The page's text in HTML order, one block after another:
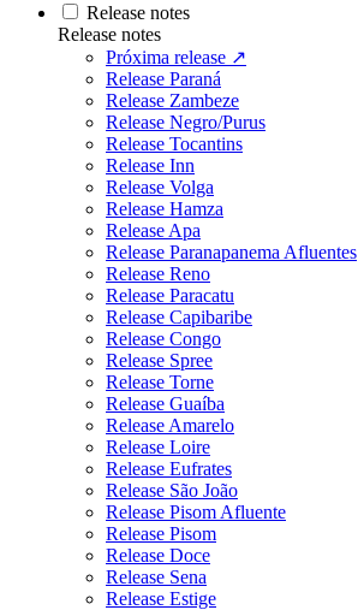
Release notes
Release notes
Próxima release ↗
Release Paraná
Release Zambeze
Release Negro/Purus
Release Tocantins
Release Inn
Release Volga
Release Hamza
Release Apa
Release Paranapanema Afluentes
Release Reno
Release Paracatu
Release Capibaribe
Release Congo
Release Spree
Release Torne
Release Guaíba
Release Amarelo
Release Loire
Release Eufrates
Release São João
Release Pisom Afluente
Release Pisom
Release Doce
Release Sena
Release Estige